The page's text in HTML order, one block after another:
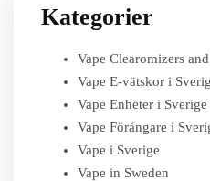
Kategorier
Vape Clearomizers
Vape E-vätskor i
Vape Enheter i Sverige
Vape Förångare i
Vape i Sverige
Vape in Sweden